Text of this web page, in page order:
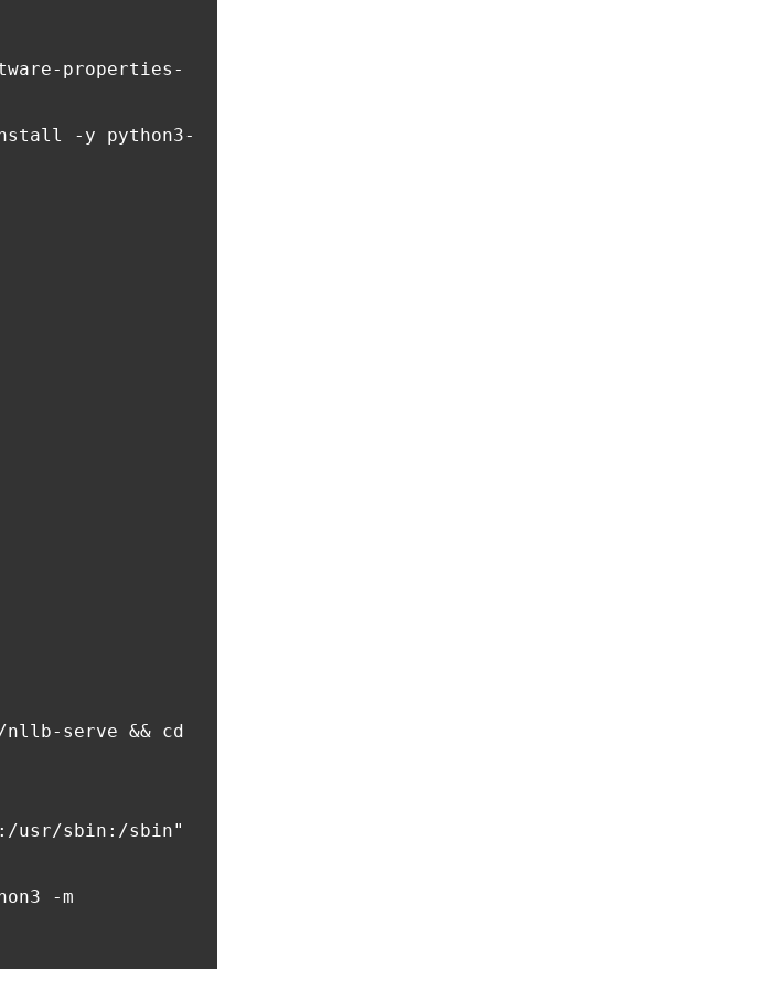
properties-
-y python3-
nllb-serve && cd
usr/sbin:/sbin"
-m